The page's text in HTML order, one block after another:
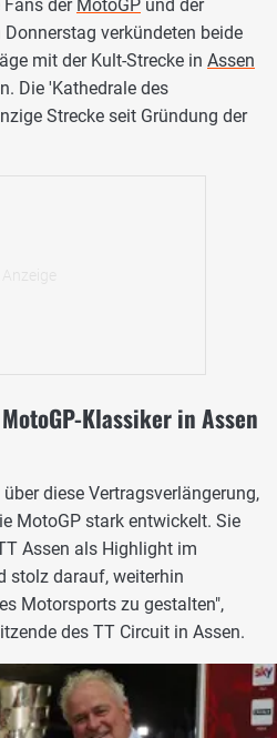
der MotoGP und der
Donnerstag verkündeten beide
mit der Kult-Strecke in Assen
Die 'Kathedrale des
Strecke seit Gründung der
Klassiker in Assen
diese Vertragsverlängerung,
MotoGP stark entwickelt. Sie
Assen als Highlight im
stolz darauf, weiterhin
Motorsports zu gestalten",
des TT Circuit in Assen.